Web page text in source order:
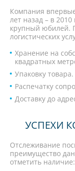
Компания
лет назад – в
крупный юбилей.
логистических
Хранение на
квадратных
Упаковку товара.
Распечатку
Доставку до
УСПЕХИ
Отслеживание
преимущество
отметить наличие: